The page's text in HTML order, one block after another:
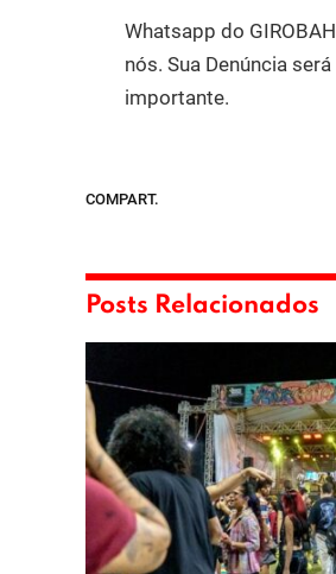
Whatsapp do
nós. Sua Denúncia
importante.
COMPART.
Posts Relacionados